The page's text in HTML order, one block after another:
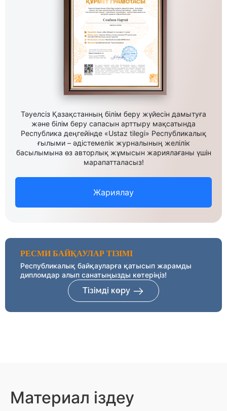
Тәуелсіз Қазақстанның білім беру жүйесін дамытуға
және білім беру сапасын арттыру мақсатында
Республика деңгейінде «Ustaz tilegi» Республикалық
ғылыми – әдістемелік журналының желілік
басылымына өз авторлық жұмысын жариялағаны үшін
марапатталасыз!
Жариялау
РЕСМИ БАЙҚАУЛАР ТІЗІМІ
Республикалық байқауларға қатысып жарамды
дипломдар алып санатыңызды көтеріңіз!
Тізімді көру
Материал іздеу